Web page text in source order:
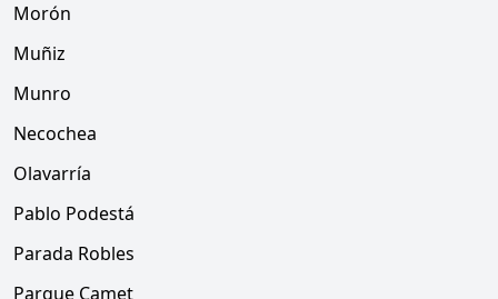
Morón
Muñiz
Munro
Necochea
Olavarría
Pablo Podestá
Parada Robles
Parque Camet